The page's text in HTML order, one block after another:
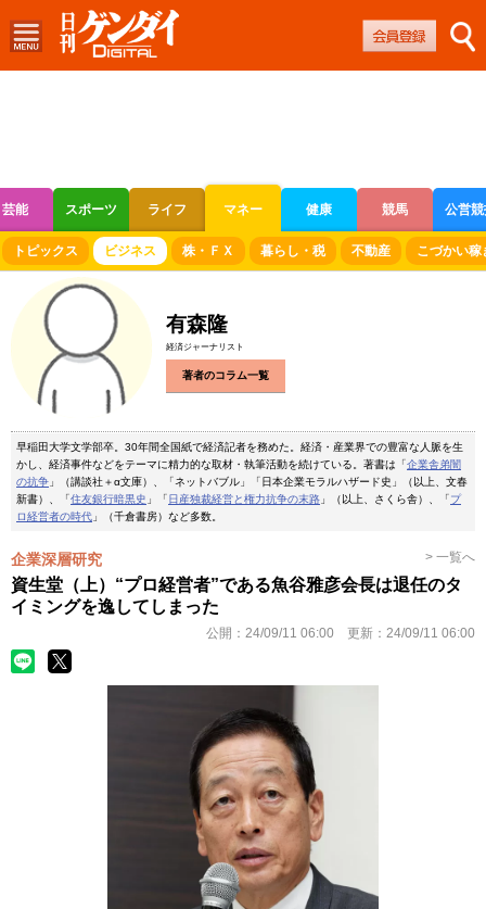
芸能 スポーツ ライフ マネー 健康 競馬 公営
ボートレース 競輪 オートレース
トピックス ビジネス 株・ＦＸ 暮らし・税 不動産 こづかい稼
有森隆
経済ジャーナリスト
著者のコラム一覧
早稲田大学文学部卒。30年間全国紙で経済記者を務めた。経済・産業界での豊富な人脈を生
かし、経済事件などをテーマに精力的な取材・執筆活動を続けている。著書は「企業舎弟闇
の抗争 」（講談社＋α文庫）、「ネットバブル」「日本企業モラルハザード史」（以上、文春
新書）、「住友銀行暗黒史 」「日産独裁経営と権力抗争の末路 」（以上、さくら舎）、「プ
ロ経営者の時代 」（千倉書房）など多数。
企業深層研究 > 一覧へ
資生堂（上）“プロ経営者”である魚谷雅彦会長は退任のタ
イミングを逸してしまった
公開： 24/09/11 06:00 更新： 24/09/11 06:00